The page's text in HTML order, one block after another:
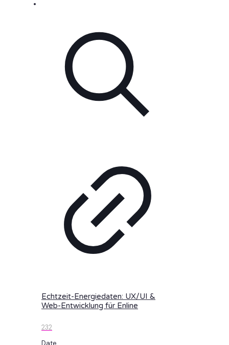
Echtzeit-Energiedaten: UX/UI &
Web-Entwicklung für Enline
232